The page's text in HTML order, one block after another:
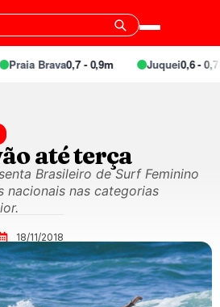
Praia Brava0,7 - 0,9m Juquei0,6 - 0,7m
até terça
Brasileiro de Surf Feminino
nacionais nas categorias
18/11/2018